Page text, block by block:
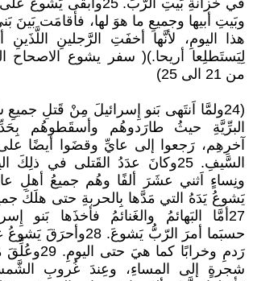
في خزانةِ بَيتِ الرّبِّ.
وبَيتِ أبيها وجميعِ ما هوَ لها، فأقامَت بَينَ
هذا اليومِ، لأنَّها أخفَتِ الرَّجلينِ
لِيَستَطلِعا أريحا.)( سفر يشوع الاصحاح
من 21 الى 25)
(24ولمَّا اَنتَهى بَنو إِسرائيلَ مِنْ قَتلِ
البرِّيَّةِ حيثُ طارَدوهُم وأسقَطوهُم
آخرِهِم، رَجعوا إلى عايِّ وقضَوا أيضًا
السَّيفِ. 25وكانَ عدَدُ القَتلى في
يَشوعُ يَدَهُ التي مَدَّها بِالحربةِ حتى هلَكَ
27أمَّا البَهائمُ والغَنائمُ فأخذَها بَنو
حسبَما أمرَ الرّبُّ يَشوعَ.
رَدمِ وخرابًا
شجرةٍ إلى المساءِ، وعِندَ غُروبِ